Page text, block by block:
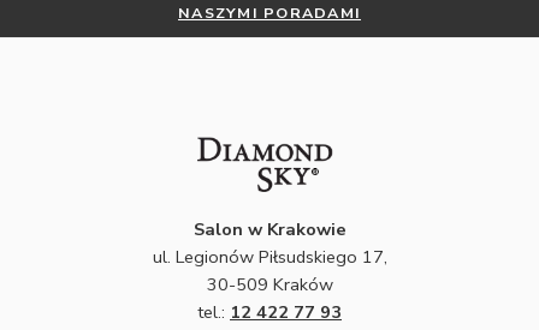
NASZYMI PORADAMI
Salon w Krakowie
ul. Legionów Piłsudskiego 17,
30-509 Kraków
tel.: 12 422 77 93